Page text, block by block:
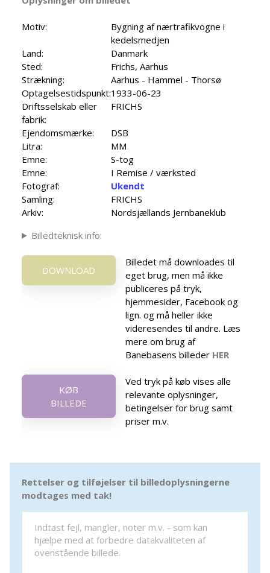
Motiv:
Bygning af nærtrafikvogne i
kedelsmedjen
Land:
Danmark
Sted:
Frichs, Aarhus
Strækning:
Aarhus - Hammel - Thorsø
Optagelsestidspunkt:1933-06-23
Driftsselskab eller
fabrik:
FRICHS
Ejendomsmærke:
DSB
Litra:
MM
Emne:
S-tog
Emne:
I Remise / værksted
Fotograf:
Ukendt
Samling:
FRICHS
Arkiv:
Nordsjællands Jernbaneklub
Billedteknisk info:
DOWNLOAD
Billedet må downloades til
eget brug, men må ikke
publiceres på tryk,
hjemmesider, Facebook og
lign. og må heller ikke
videresendes til andre. Læs
mere om brug af
Banebasens billeder HER
KØB
BILLEDE
Ved tryk på køb vises alle
relevante oplysninger,
betingelser for brug samt
priser m.v.
Rettelser og tilføjelser til billedoplysningerne
modtages med tak!